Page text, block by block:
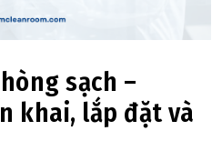
sạch –
khai, lắp đặt và